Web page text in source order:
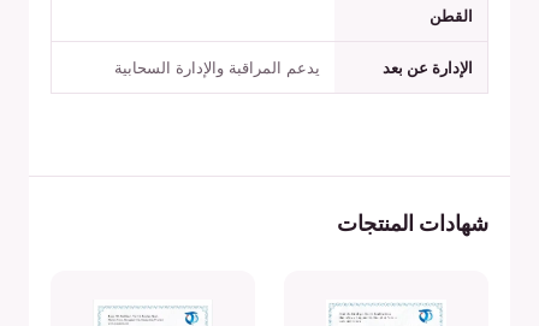
القطن
الإدارة عن بعد يدعم المراقبة والإدارة السحابية
شهادات المنتجات